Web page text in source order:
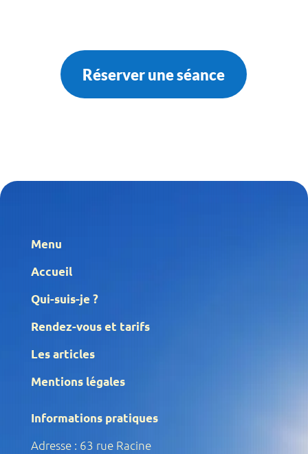
Réserver une séance
Menu
Accueil
Qui-suis-je ?
Rendez-vous et tarifs
Les articles
Mentions légales
Informations pratiques
Adresse : 63 rue Racine